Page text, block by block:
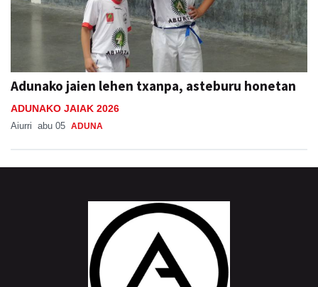
Adunako jaien lehen txanpa, asteburu honetan
ADUNAKO JAIAK 2026
Aiurri abu 05 ADUNA